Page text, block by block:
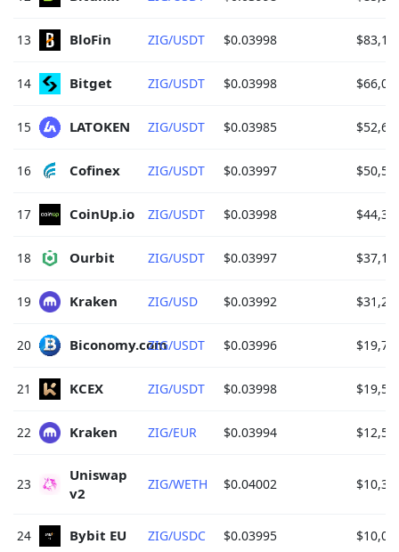
13 BloFin ZIG/USDT $0.03998
14 Bitget ZIG/USDT $0.03998
15 LATOKEN ZIG/USDT $0.03985
16 Cofinex ZIG/USDT $0.03997
17 CoinUp.io ZIG/USDT $0.03998
18 Ourbit ZIG/USDT $0.03997
19 Kraken ZIG/USD $0.03992
20 Biconomy.com ZIG/USDT $0.03996
21 KCEX ZIG/USDT $0.03998
22 Kraken ZIG/EUR $0.03994
23
Uniswap
v2
ZIG/WETH $0.04002
24 Bybit EU ZIG/USDC $0.03995